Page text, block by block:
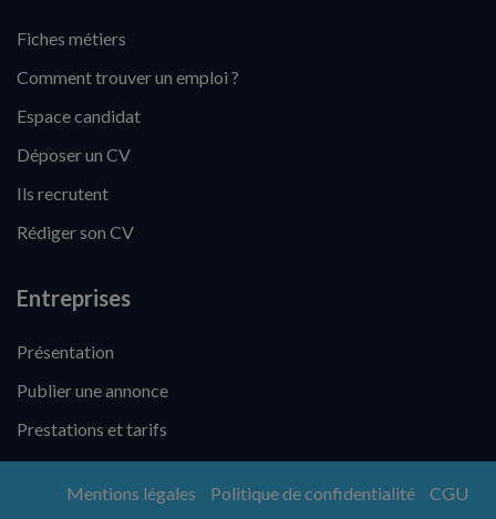
Fiches métiers
Comment trouver un emploi ?
Espace candidat
Déposer un CV
Ils recrutent
Rédiger son CV
Entreprises
Présentation
Publier une annonce
Prestations et tarifs
Mentions légales Politique de confidentialité
CGU